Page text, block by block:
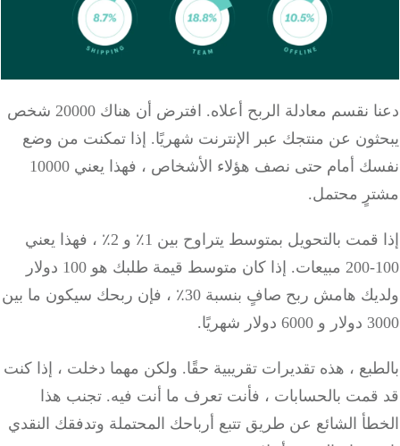
نقسم معادلة الربح أعلاه.
افترض أن هناك 20000 شخص
عن منتجك عبر الإنترنت شهريًا. إذا تمكنت من وضع
نفسك أمام حتى نصف هؤلاء الأشخاص ، فهذا يعني 10000
محتمل.
إذا قمت بالتحويل بمتوسط يتراوح بين 1٪ و 2٪ ، فهذا يعني
إذا كان متوسط قيمة طلبك هو 100 دولار
ولديك هامش ربح صافٍ بنسبة 30٪ ، فإن ربحك سيكون ما بين
شهريًا.
، هذه تقديرات تقريبية حقًا.ولكن مهما دخلت ، إذا كنت
بالحسابات ، فأنت تعرف ما أنت فيه.تجنب هذا
الشائع عن طريق تتبع أرباحك المحتملة وتدفقك النقدي